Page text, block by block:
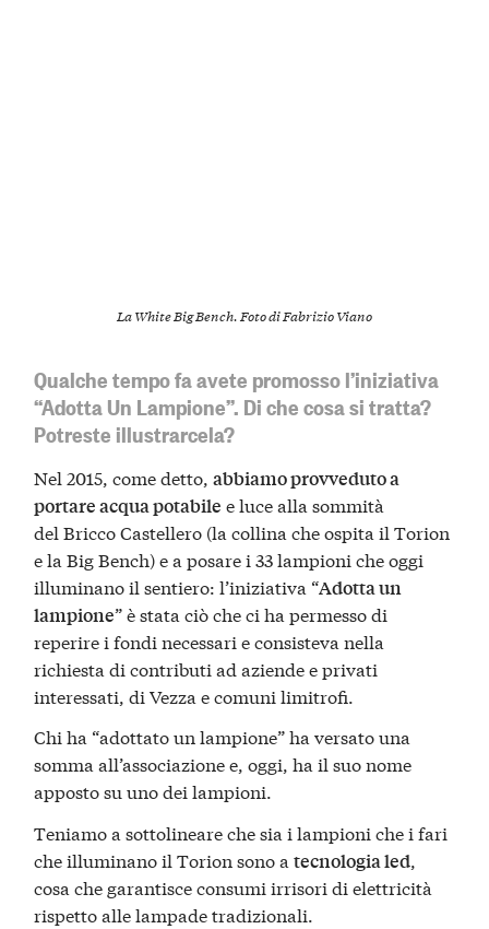
La White Big Bench. Foto di Fabrizio Viano
Qualche tempo fa avete promosso l’iniziativa
“Adotta Un Lampione”. Di che cosa si tratta?
Potreste illustrarcela?
Nel 2015, come detto,abbiamo provveduto a
portare acqua potabile e luce alla sommità
del Bricco Castellero (la collina che ospita il Torion
e la Big Bench) e a posare i 33 lampioni che oggi
illuminano il sentiero: l’iniziativa “Adotta un
lampione” è stata ciò che ci ha permesso di
reperire i fondi necessari e consisteva nella
richiesta di contributi ad aziende e privati
interessati, di Vezza e comuni limitrofi.
Chi ha “adottato un lampione” ha versato una
somma all’associazione e, oggi, ha il suo nome
apposto su uno dei lampioni.
Teniamo a sottolineare che sia i lampioni che i fari
che illuminano il Torion sono atecnologia led,
cosa che garantisce consumi irrisori di elettricità
rispetto alle lampade tradizionali.